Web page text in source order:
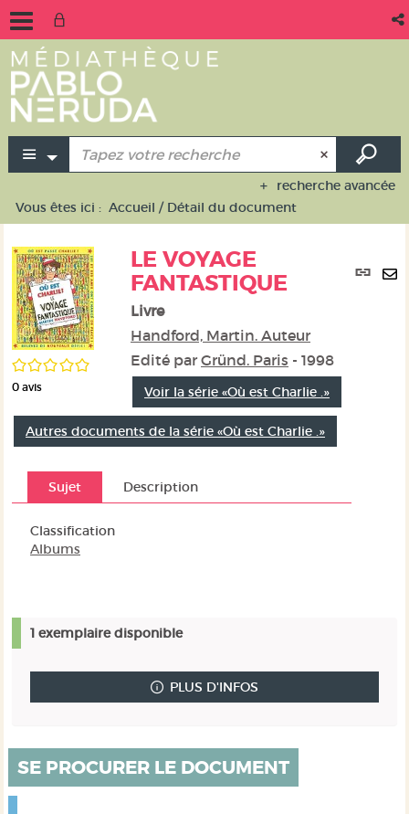
recherche avancée
Vous êtes ici : Accueil / Détail du document
/5
0 avis
LE VOYAGE
FANTASTIQUE
Livre
Handford, Martin. Auteur
Edité par Gründ. Paris - 1998
Voir la série «Où est Charlie .»
Autres documents de la série «Où est Charlie .»
Sujet Description
Classification
Albums
1 exemplaire disponible
PLUS D'INFOS
SE PROCURER LE DOCUMENT